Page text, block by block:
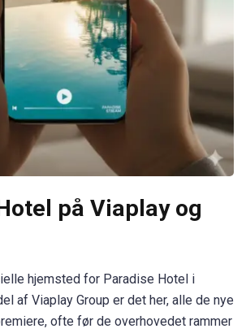
på Viaplay og
hjemsted for Paradise Hotel i
af Viaplay Group er det her, alle de nye
ofte før de overhovedet rammer